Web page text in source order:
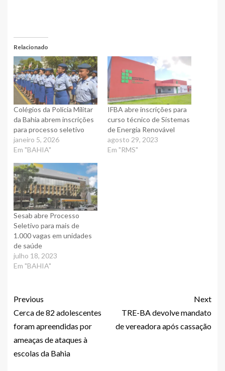
Relacionado
Colégios da Polícia Militar
da Bahia abrem inscrições
para processo seletivo
janeiro 5, 2026
Em "BAHIA"
IFBA abre inscrições para
curso técnico de Sistemas
de Energia Renovável
agosto 29, 2023
Em "RMS"
Sesab abre Processo
Seletivo para mais de
1.000 vagas em unidades
de saúde
julho 18, 2023
Em "BAHIA"
Previous
Cerca de 82 adolescentes
foram apreendidas por
ameaças de ataques à
escolas da Bahia
Next
TRE-BA devolve mandato
de vereadora após cassação